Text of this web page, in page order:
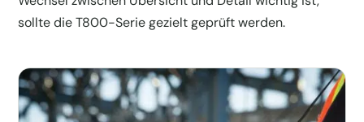
sollte die T800-Serie gezielt geprüft werden.